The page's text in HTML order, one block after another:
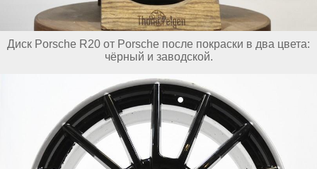
Диск Porsche R20 от Porsche после покраски в два цвета:
чёрный и заводской.